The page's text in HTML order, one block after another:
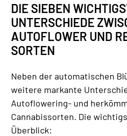
DIE SIEBEN
UNTERSCHIEDE
AUTOFLOWER UND
SORTEN
Neben der automatischen
weitere markante
Autoflowering- und
Cannabissorten. Die
Überblick: